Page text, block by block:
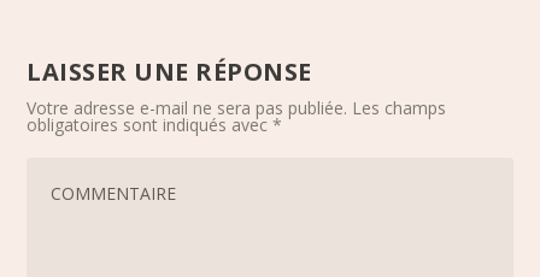
LAISSER UNE RÉPONSE
Votre adresse e-mail ne sera pas publiée. Les champs
obligatoires sont indiqués avec*